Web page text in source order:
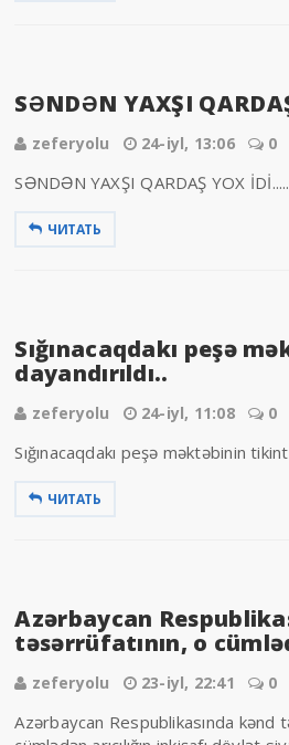
SƏNDƏN YAXŞI
zeferyolu 24-iyl, 13:06 0
SƏNDƏN YAXŞI QARDAŞ YOX
ЧИТАТЬ
Sığınacaqdakı peşə
dayandırıldı..
zeferyolu 24-iyl, 11:08 0
Sığınacaqdakı peşə məktəbinin
ЧИТАТЬ
Azərbaycan
təsərrüfatının, o
zeferyolu 23-iyl, 22:41 0
Azərbaycan Respublikasında kənd